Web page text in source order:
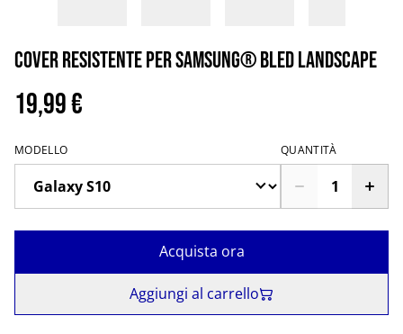
Cover resistente per Samsung® Bled landscape
19,99 €
MODELLO QUANTITÀ
Acquista ora
Aggiungi al carrello